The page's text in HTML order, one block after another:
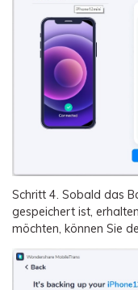
Schritt 4. Sobald das
gespeichert ist,
möchten, können Sie